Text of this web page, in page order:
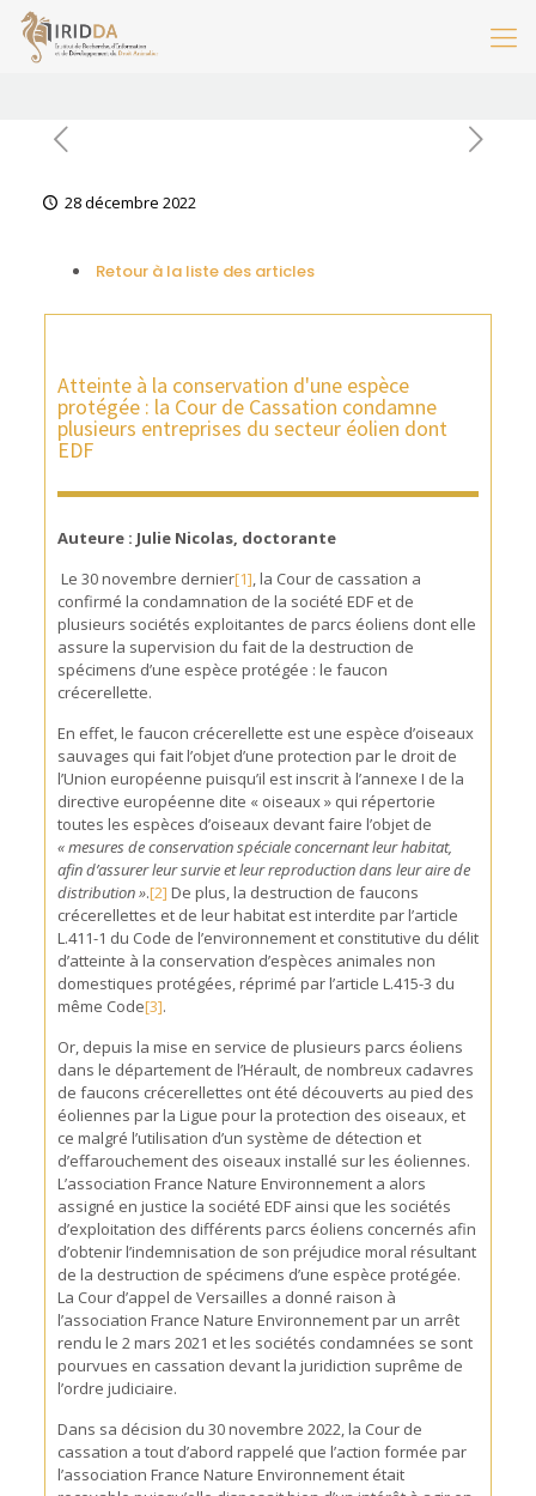
28 décembre 2022
Retour à la liste des articles
Atteinte à la conservation d'une espèce
protégée : la Cour de Cassation condamne
plusieurs entreprises du secteur éolien dont
EDF
Auteure : Julie Nicolas, doctorante
Le 30 novembre dernier[1], la Cour de cassation a
confirmé la condamnation de la société EDF et de
plusieurs sociétés exploitantes de parcs éoliens dont elle
assure la supervision du fait de la destruction de
spécimens d’une espèce protégée : le faucon
crécerellette.
En effet, le faucon crécerellette est une espèce d’oiseaux
sauvages qui fait l’objet d’une protection par le droit de
l’Union européenne puisqu’il est inscrit à l’annexe I de la
directive européenne dite « oiseaux » qui répertorie
toutes les espèces d’oiseaux devant faire l’objet de
« mesures de conservation spéciale concernant leur habitat,
afin d’assurer leur survie et leur reproduction dans leur aire de
distribution ».[2] De plus, la destruction de faucons
crécerellettes et de leur habitat est interdite par l’article
L.411-1 du Code de l’environnement et constitutive du délit
d’atteinte à la conservation d’espèces animales non
domestiques protégées, réprimé par l’article L.415-3 du
même Code[3].
Or, depuis la mise en service de plusieurs parcs éoliens
dans le département de l’Hérault, de nombreux cadavres
de faucons crécerellettes ont été découverts au pied des
éoliennes par la Ligue pour la protection des oiseaux, et
ce malgré l’utilisation d’un système de détection et
d’effarouchement des oiseaux installé sur les éoliennes.
L’association France Nature Environnement a alors
assigné en justice la société EDF ainsi que les sociétés
d’exploitation des différents parcs éoliens concernés afin
d’obtenir l’indemnisation de son préjudice moral résultant
de la destruction de spécimens d’une espèce protégée.
La Cour d’appel de Versailles a donné raison à
l’association France Nature Environnement par un arrêt
rendu le 2 mars 2021 et les sociétés condamnées se sont
pourvues en cassation devant la juridiction suprême de
l’ordre judiciaire.
Dans sa décision du 30 novembre 2022, la Cour de
cassation a tout d’abord rappelé que l’action formée par
l’association France Nature Environnement était